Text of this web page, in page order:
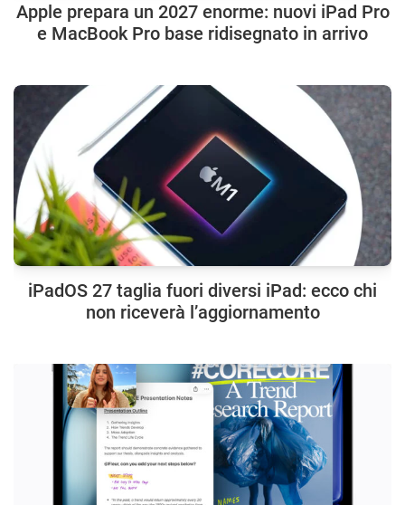
Apple prepara un 2027 enorme: nuovi iPad Pro
e MacBook Pro base ridisegnato in arrivo
iPadOS 27 taglia fuori diversi iPad: ecco chi
non riceverà l’aggiornamento